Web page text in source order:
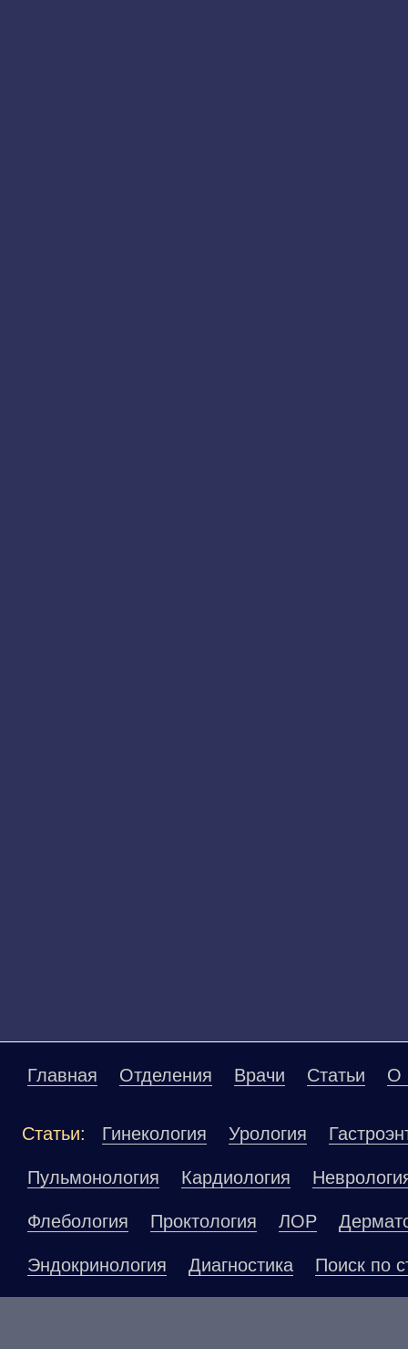
Главная Отделения Врачи Статьи О
Статьи: Гинекология Урология
Пульмонология Кардиология
Флебология Проктология ЛОР
Эндокринология Диагностика Поиск по